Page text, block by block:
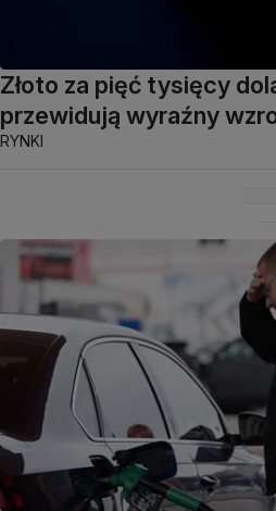
Złoto za pięć tysięcy
przewidują wyraźny
RYNKI